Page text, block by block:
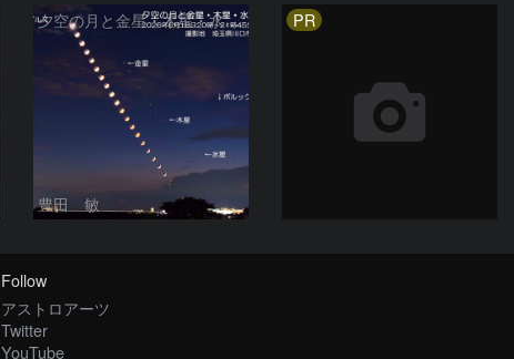
夕空の月と金星・木星・水星の接近 2026/6/18
豊田 敏
PR
Follow
アストロアーツ
Twitter
YouTube